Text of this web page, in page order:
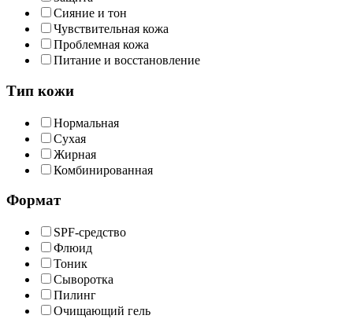
Сияние и тон
Чувствительная кожа
Проблемная кожа
Питание и восстановление
Тип кожи
Нормальная
Сухая
Жирная
Комбинированная
Формат
SPF-средство
Флюид
Тоник
Сыворотка
Пилинг
Очищающий гель